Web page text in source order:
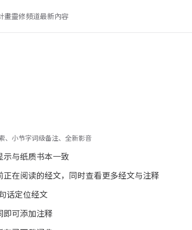
畫靈修頻道最新內容
、小节字词级备注、全新影音
示与纸质书本一致
在阅读的经文，同时查看更多经文与注释
话定位经文
即可添加注释